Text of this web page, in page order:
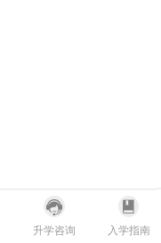
升学咨询 入学指南